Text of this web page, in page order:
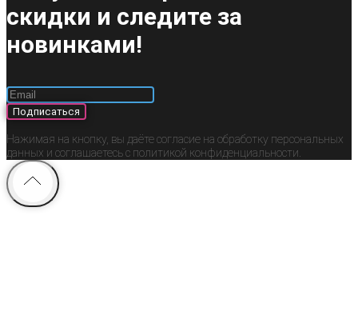
скидки и следите за
новинками!
Подписаться
Нажимая на кнопку, вы даёте согласие на обработку персональных
данных и соглашаетесь c политикой конфиденциальности.